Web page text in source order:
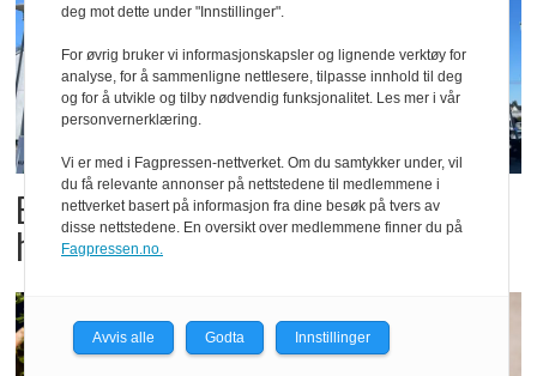
Butikktesten: Slitent, men
hyggelig
deg mot dette under "Innstillinger".
For øvrig bruker vi informasjonskapsler og lignende verktøy for
analyse, for å sammenligne nettlesere, tilpasse innhold til deg
og for å utvikle og tilby nødvendig funksjonalitet. Les mer i vår
personvernerklæring.
Vi er med i Fagpressen-nettverket. Om du samtykker under, vil
du få relevante annonser på nettstedene til medlemmene i
nettverket basert på informasjon fra dine besøk på tvers av
disse nettstedene. En oversikt over medlemmene finner du på
Fagpressen.no.
Avvis alle Godta Innstillinger